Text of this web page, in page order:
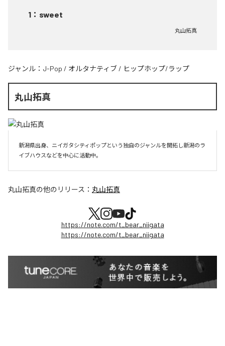
1 ： sweet
丸山拓真
ジャンル： J-Pop / オルタナティブ / ヒップホップ/ラップ
丸山拓真
新潟県出身、ニイガタシティポップという独自のジャンルを開拓し新潟のラ
イブハウスなどを中心に活動中。
丸山拓真の他のリリース： 丸山拓真
https://note.com/t_bear_niigata
https://note.com/t_bear_niigata